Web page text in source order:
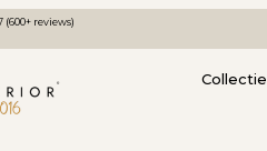
reviews)
Collectie